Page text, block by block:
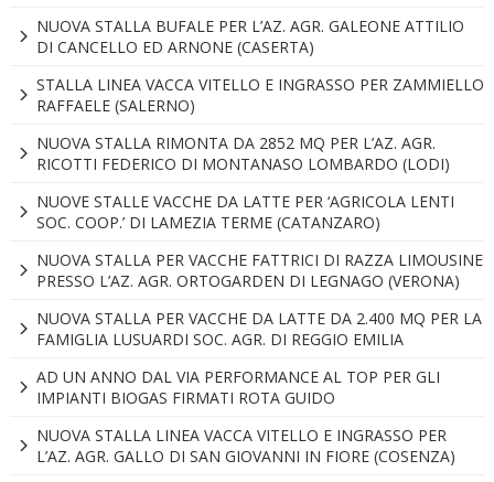
NUOVA STALLA BUFALE PER L’AZ. AGR. GALEONE ATTILIO
DI CANCELLO ED ARNONE (CASERTA)
STALLA LINEA VACCA VITELLO E INGRASSO PER ZAMMIELLO
RAFFAELE (SALERNO)
NUOVA STALLA RIMONTA DA 2852 MQ PER L’AZ. AGR.
RICOTTI FEDERICO DI MONTANASO LOMBARDO (LODI)
NUOVE STALLE VACCHE DA LATTE PER ‘AGRICOLA LENTI
SOC. COOP.’ DI LAMEZIA TERME (CATANZARO)
NUOVA STALLA PER VACCHE FATTRICI DI RAZZA LIMOUSINE
PRESSO L’AZ. AGR. ORTOGARDEN DI LEGNAGO (VERONA)
NUOVA STALLA PER VACCHE DA LATTE DA 2.400 MQ PER LA
FAMIGLIA LUSUARDI SOC. AGR. DI REGGIO EMILIA
AD UN ANNO DAL VIA PERFORMANCE AL TOP PER GLI
IMPIANTI BIOGAS FIRMATI ROTA GUIDO
NUOVA STALLA LINEA VACCA VITELLO E INGRASSO PER
L’AZ. AGR. GALLO DI SAN GIOVANNI IN FIORE (COSENZA)